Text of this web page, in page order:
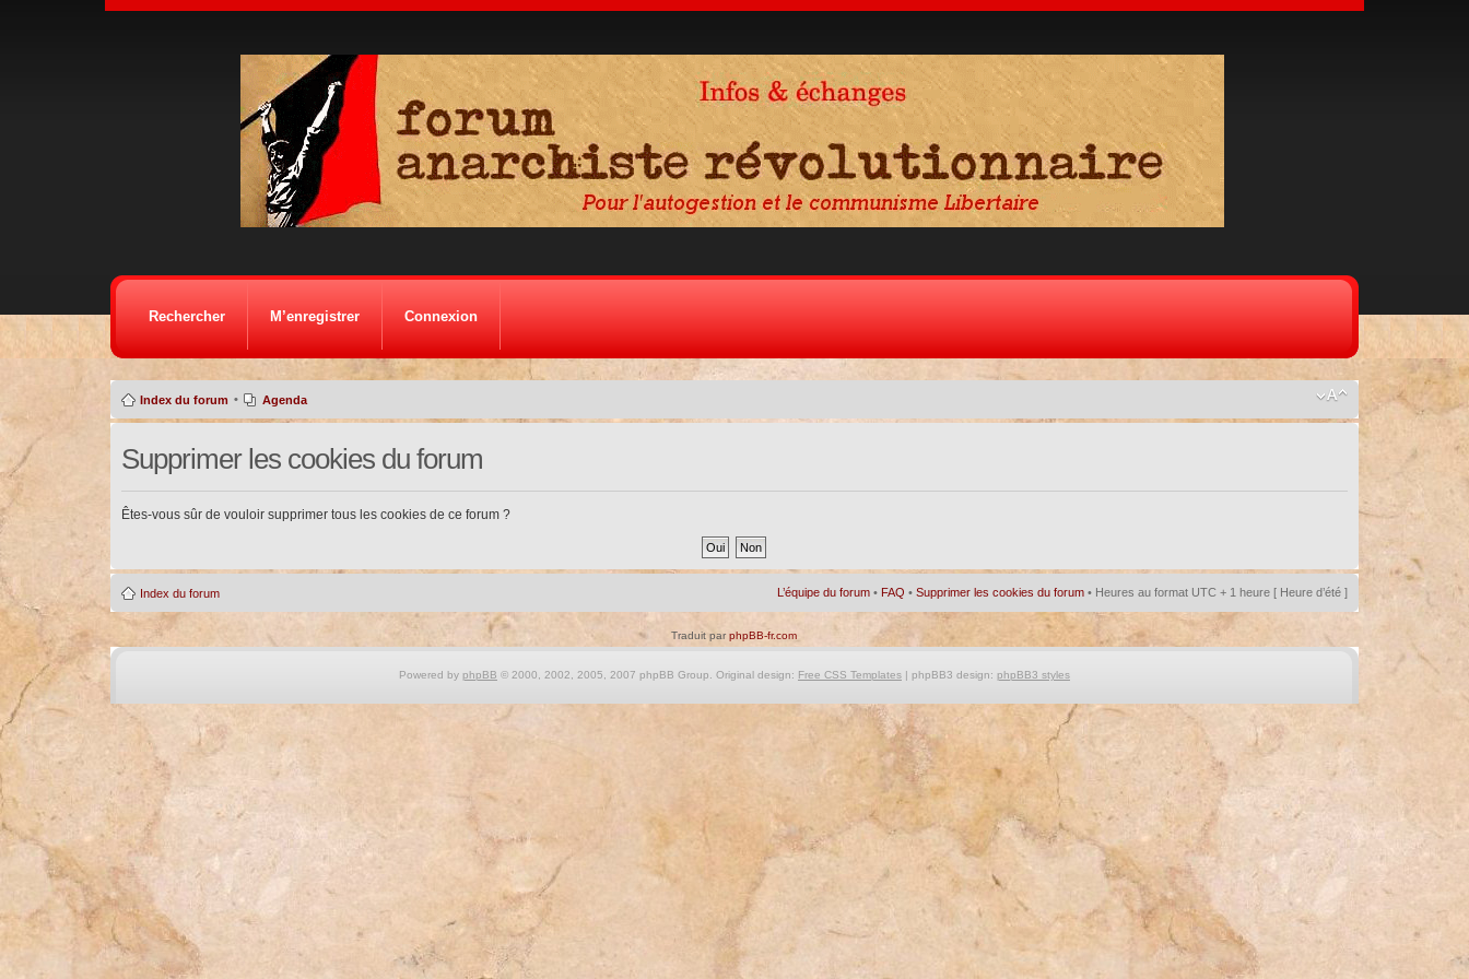
Rechercher M’enregistrer Connexion
Index du forum • Agenda
Supprimer les cookies du forum
Êtes-vous sûr de vouloir supprimer tous les cookies de ce forum ?
Index du forum L’équipe du forum • FAQ •Supprimer les cookies du forum • Heures au format UTC + 1 heure [ Heure d’été ]
Traduit parphpBB-fr.com
Powered by phpBB © 2000, 2002, 2005, 2007 phpBB Group. Original design: Free CSS Templates| phpBB3 design: phpBB3 styles